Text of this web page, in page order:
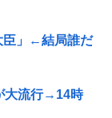
臣」←結局誰だ
大流行→14時